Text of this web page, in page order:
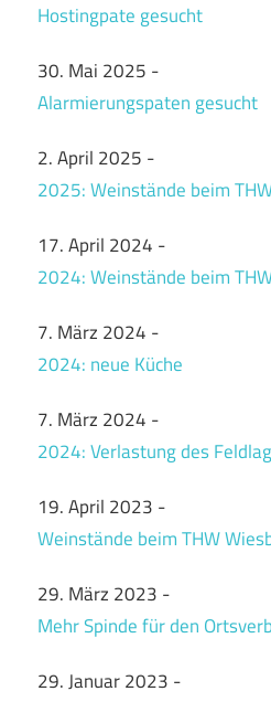
Hostingpate gesucht
30. Mai 2025 -
Alarmierungspaten gesucht
2. April 2025 -
2025: Weinstände beim
17. April 2024 -
2024: Weinstände beim
7. März 2024 -
2024: neue Küche
7. März 2024 -
2024: Verlastung des
19. April 2023 -
Weinstände beim THW
29. März 2023 -
Mehr Spinde für den
29. Januar 2023 -